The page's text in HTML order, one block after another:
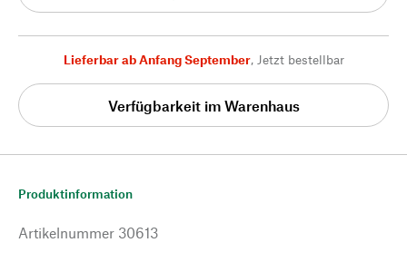
Lieferbar ab Anfang September, Jetzt bestellbar
Verfügbarkeit im Warenhaus
Produktinformation
Artikelnummer 30613